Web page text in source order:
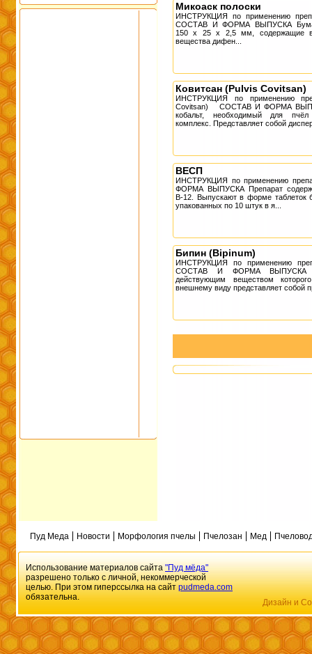
Микоаск полоски
ИНСТРУКЦИЯ по применению
СОСТАВ И ФОРМА ВЫПУСКА
150 x 25 x 2,5 мм, содержащие в
вещества дифен...
Ковитсан (Pulvis Covitsan)
ИНСТРУКЦИЯ по применению
Covitsan) СОСТАВ И ФОРМА
кобальт, необходимый для пчёл
комплекс. Представляет собой
ВЕСП
ИНСТРУКЦИЯ по применению
ФОРМА ВЫПУСКА Препарат
В-12. Выпускают в форме таблеток
упакованных по 10 штук в я...
Бипин (Bipinum)
ИНСТРУКЦИЯ по применению
СОСТАВ И ФОРМА ВЫПУСКА
действующим веществом
внешнему виду представляет собой
Пуд Меда Новости Морфология пчелы Пчелозан Мед
Использование материалов сайта"Пуд мёда"
разрешено только с личной, некоммерческой
целью. При этом гиперссылка на сайтpudmeda.com
обязательна.
Дизайн и